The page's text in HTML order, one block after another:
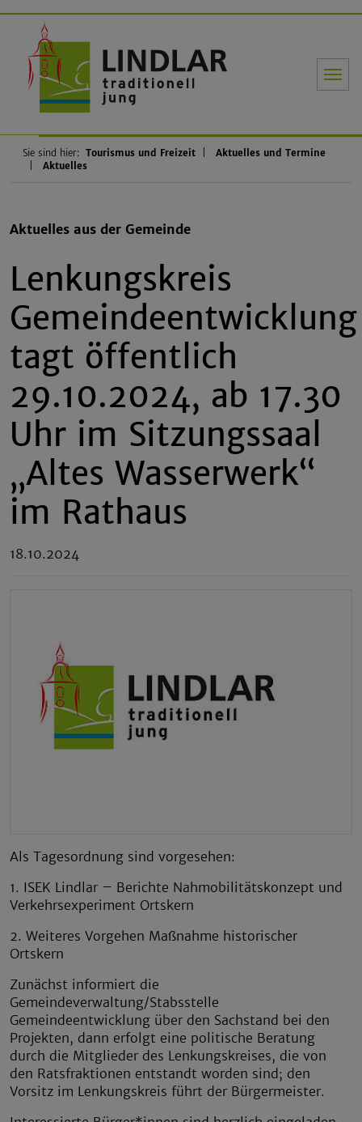
Sie sind hier: Tourismus und Freizeit
Aktuelles und Termine
Aktuelles
Aktuelles aus der Gemeinde
Lenkungskreis
Gemeindeentwicklung
tagt öffentlich
29.10.2024, ab 17.30
Uhr im Sitzungssaal
„Altes Wasserwerk“
im Rathaus
18.10.2024
Als Tagesordnung sind vorgesehen:
1. ISEK Lindlar – Berichte Nahmobilitätskonzept und
Verkehrsexperiment Ortskern
2. Weiteres Vorgehen Maßnahme historischer
Ortskern
Zunächst informiert die
Gemeindeverwaltung/Stabsstelle
Gemeindeentwicklung über den Sachstand bei den
Projekten, dann erfolgt eine politische Beratung
durch die Mitglieder des Lenkungskreises, die von
den Ratsfraktionen entstandt worden sind; den
Vorsitz im Lenkungskreis führt der Bürgermeister.